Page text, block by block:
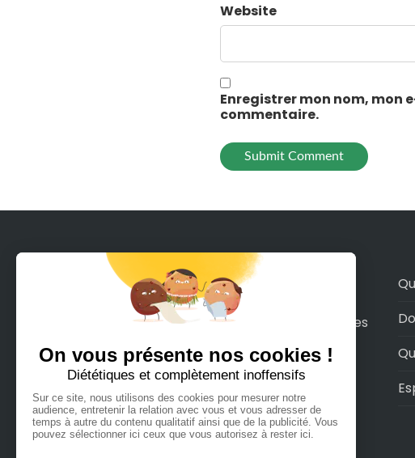
Website
Enregistrer mon nom, mon
commentaire.
Avec Rodeeo, louez en quelques clics tous les
vous pouvez imaginer.
Français Español